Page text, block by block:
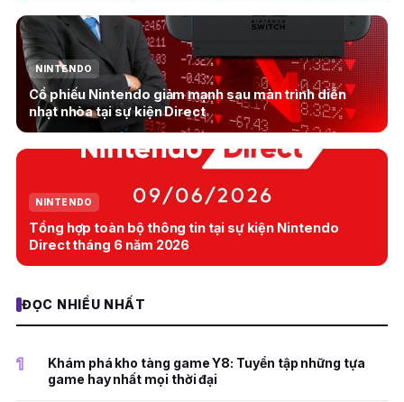
NINTENDO
Cổ phiếu Nintendo giảm mạnh sau màn trình diễn
nhạt nhòa tại sự kiện Direct
NINTENDO
Tổng hợp toàn bộ thông tin tại sự kiện Nintendo
Direct tháng 6 năm 2026
ĐỌC NHIỀU NHẤT
1
Khám phá kho tàng game Y8: Tuyển tập những tựa
game hay nhất mọi thời đại